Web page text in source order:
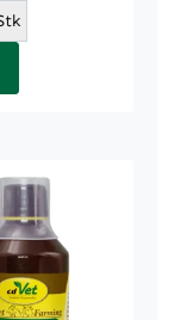
Anzahl:
Warenkorb